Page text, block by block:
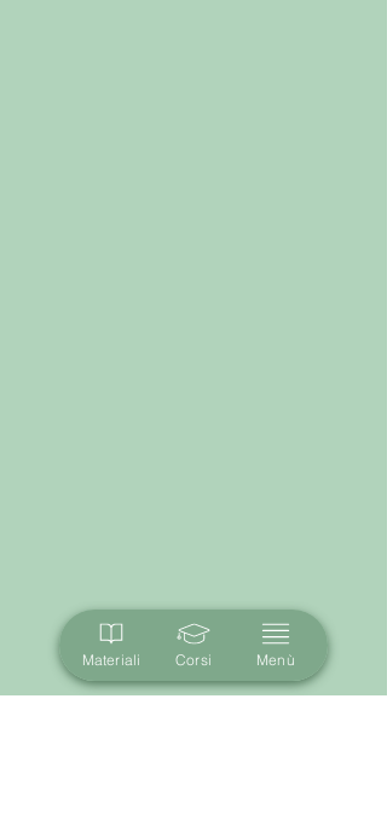
Materiali Corsi Menù